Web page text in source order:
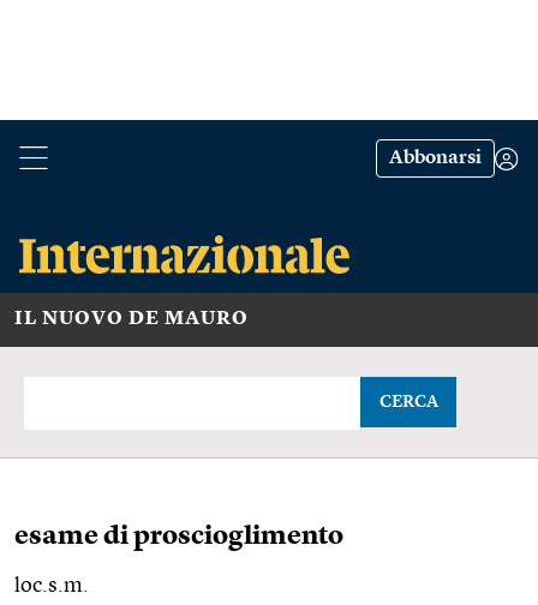
Abbonarsi
IL NUOVO DE MAURO
CERCA
esame di proscioglimento
loc.s.m.